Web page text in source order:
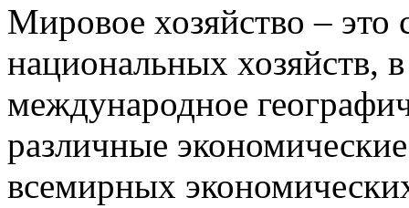
Мировое хозяйство – это
национальных хозяйств,
международное
различные
всемирных